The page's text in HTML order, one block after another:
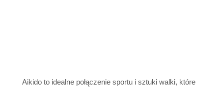
Aikido to idealne połączenie sportu i sztuki walki, które